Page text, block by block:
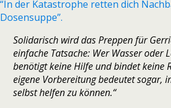
“In der Katastrophe retten dich
Dosensuppe”.
Solidarisch wird das Preppen für
einfache Tatsache: Wer Wasser oder
benötigt keine Hilfe und bindet keine
eigene Vorbereitung bedeutet sogar,
selbst helfen zu können.“